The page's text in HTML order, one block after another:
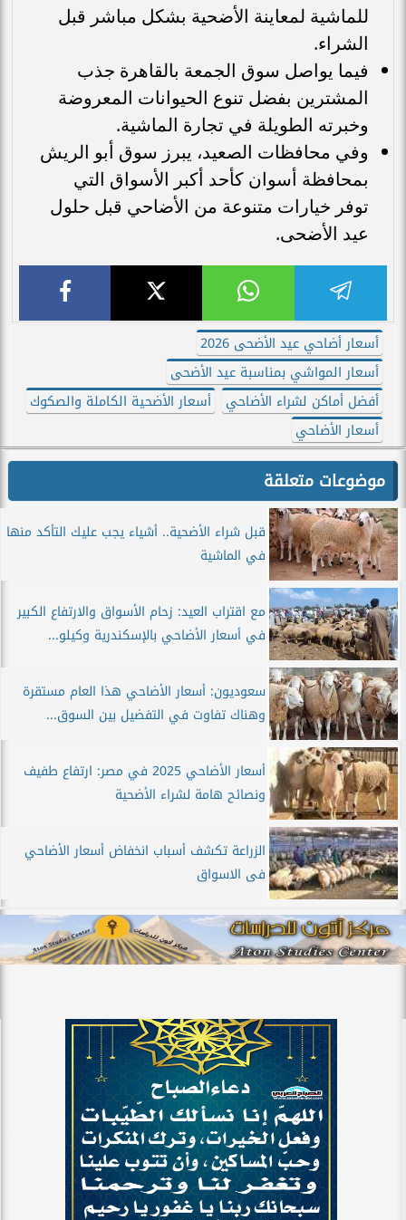
للماشية لمعاينة الأضحية بشكل مباشر قبل
الشراء.
فيما يواصل سوق الجمعة بالقاهرة جذب
المشترين بفضل تنوع الحيوانات المعروضة
وخبرته الطويلة في تجارة الماشية.
وفي محافظات الصعيد، يبرز سوق أبو الريش
بمحافظة أسوان كأحد أكبر الأسواق التي
توفر خيارات متنوعة من الأضاحي قبل حلول
عيد الأضحى.
أسعار أضاحي عيد الأضحى 2026
أسعار المواشي بمناسبة عيد الأضحى
أفضل أماكن لشراء الأضاحي
أسعار الأضحية الكاملة والصكوك
أسعار الأضاحي
موضوعات متعلقة
قبل شراء الأضحية.. أشياء يجب عليك التأكد منها
في الماشية
مع اقتراب العيد: زحام الأسواق والارتفاع الكبير
في أسعار الأضاحي بالإسكندرية وكيلو...
سعوديون: أسعار الأضاحي هذا العام مستقرة
وهناك تفاوت في التفضيل بين السوق...
أسعار الأضاحي 2025 في مصر: ارتفاع طفيف
ونصائح هامة لشراء الأضحية
الزراعة تكشف أسباب انخفاض أسعار الأضاحي
فى الاسواق